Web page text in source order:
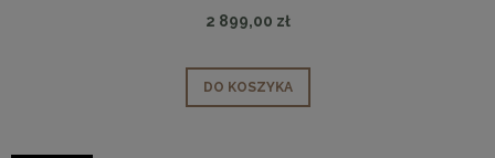
2 899,00 zł
DO KOSZYKA